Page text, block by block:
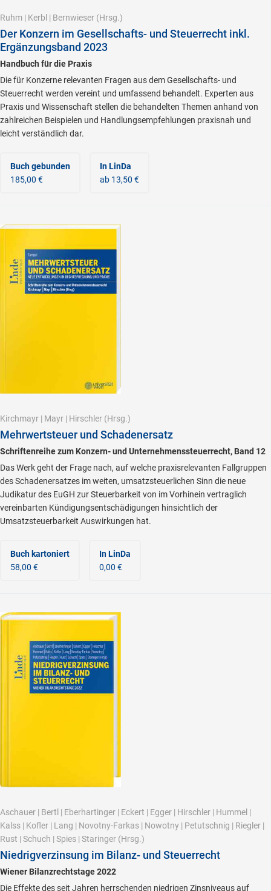
Ruhm | Kerbl | Bernwieser (Hrsg.)
Der Konzern im Gesellschafts- und Steuerrecht inkl.
Ergänzungsband 2023
Handbuch für die Praxis
Die für Konzerne relevanten Fragen aus dem Gesellschafts- und
Steuerrecht werden vereint und umfassend behandelt. Experten aus
Praxis und Wissenschaft stellen die behandelten Themen anhand von
zahlreichen Beispielen und Handlungsempfehlungen praxisnah und
leicht verständlich dar.
Buch gebunden
185,00 €
In LinDa
ab 13,50 €
Kirchmayr | Mayr | Hirschler (Hrsg.)
Mehrwertsteuer und Schadenersatz
Schriftenreihe zum Konzern- und Unternehmenssteuerrecht, Band 12
Das Werk geht der Frage nach, auf welche praxisrelevanten Fallgruppen
des Schadenersatzes im weiten, umsatzsteuerlichen Sinn die neue
Judikatur des EuGH zur Steuerbarkeit von im Vorhinein vertraglich
vereinbarten Kündigungsentschädigungen hinsichtlich der
Umsatzsteuerbarkeit Auswirkungen hat.
Buch kartoniert
58,00 €
In LinDa
0,00 €
Aschauer | Bertl | Eberhartinger | Eckert | Egger | Hirschler | Hummel |
Kalss | Kofler | Lang | Novotny-Farkas | Nowotny | Petutschnig | Riegler |
Rust | Schuch | Spies | Staringer (Hrsg.)
Niedrigverzinsung im Bilanz- und Steuerrecht
Wiener Bilanzrechtstage 2022
Die Effekte des seit Jahren herrschenden niedrigen Zinsniveaus auf